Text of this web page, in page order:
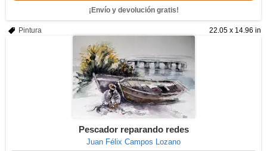
¡Envío y devolución gratis!
22.05 x 14.96 in
Pintura
Pescador reparando redes
Juan Félix Campos Lozano